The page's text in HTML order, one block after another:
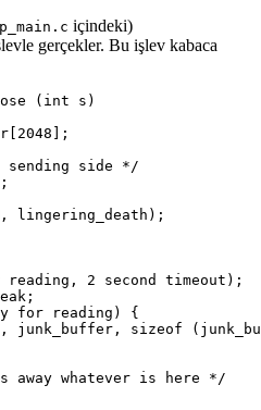
içindeki)
gerçekler. Bu işlev kabaca
(int s)
sending side */
lingering_death);
2 second timeout);
for reading) {
junk_buffer, sizeof
away whatever is here */